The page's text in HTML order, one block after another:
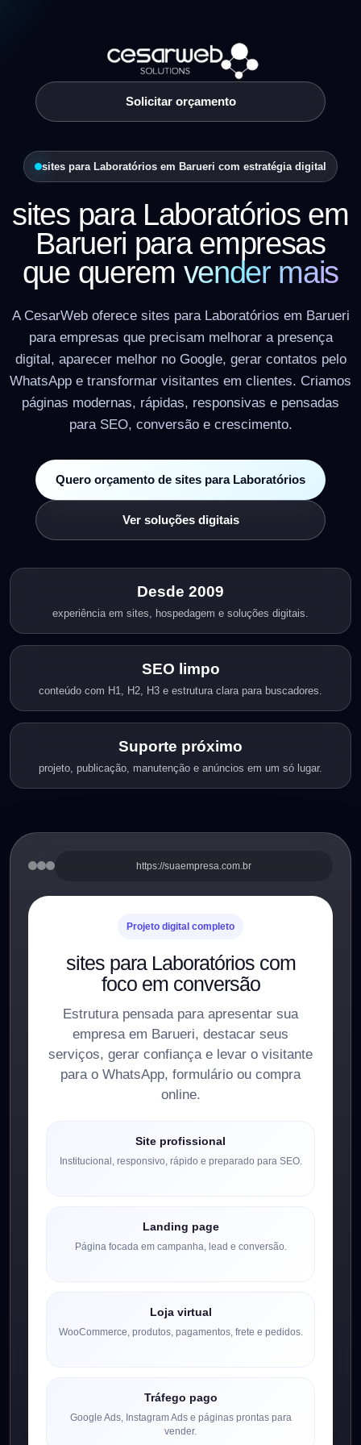
Solicitar orçamento
sites para Laboratórios em Barueri com estratégia digital
sites para Laboratórios em
Barueri para empresas
que querem vender mais
A CesarWeb oferece sites para Laboratórios em Barueri
para empresas que precisam melhorar a presença
digital, aparecer melhor no Google, gerar contatos pelo
WhatsApp e transformar visitantes em clientes. Criamos
páginas modernas, rápidas, responsivas e pensadas
para SEO, conversão e crescimento.
Quero orçamento de sites para Laboratórios
Ver soluções digitais
Desde 2009
experiência em sites, hospedagem e soluções digitais.
SEO limpo
conteúdo com H1, H2, H3 e estrutura clara para buscadores.
Suporte próximo
projeto, publicação, manutenção e anúncios em um só lugar.
https://suaempresa.com.br
Projeto digital completo
sites para Laboratórios com
foco em conversão
Estrutura pensada para apresentar sua
empresa em Barueri, destacar seus
serviços, gerar confiança e levar o visitante
para o WhatsApp, formulário ou compra
online.
Site profissional
Institucional, responsivo, rápido e preparado para SEO.
Landing page
Página focada em campanha, lead e conversão.
Loja virtual
WooCommerce, produtos, pagamentos, frete e pedidos.
Tráfego pago
Google Ads, Instagram Ads e páginas prontas para
vender.